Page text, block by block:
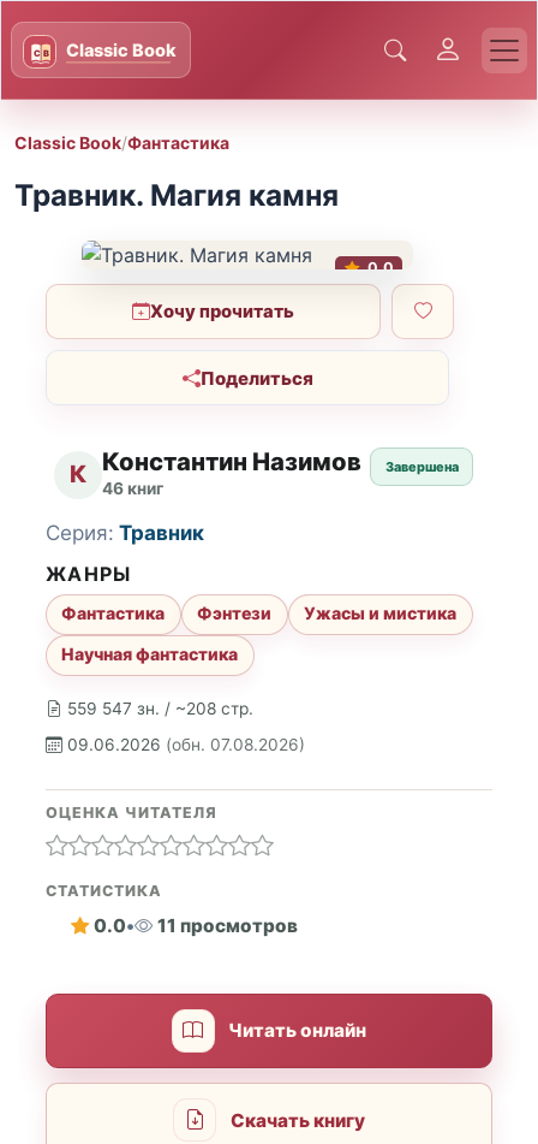
Classic Book/Фантастика
Травник. Магия камня
0.0
Хочу прочитать
Поделиться
К Константин Назимов
46 книг
Завершена
559 547 зн. / ~208 стр.
09.06.2026 (обн. 07.08.2026)
Серия: Травник
ЖАНРЫ
Фантастика Фэнтези
Ужасы и мистика
Научная фантастика
ОЦЕНКА ЧИТАТЕЛЯ
СТАТИСТИКА
0.0• 11 просмотров
Читать онлайн
Скачать книгу